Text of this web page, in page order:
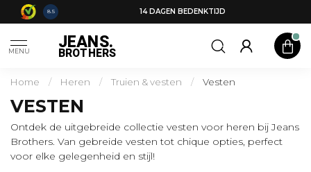
8.5 14 DAGEN BEDENKTIJD
MENU JEANS.
BROTHERS
Home / Heren / Truien & vesten / Vesten
VESTEN
Ontdek de uitgebreide collectie vesten voor heren bij Jeans
Brothers. Van gebreide vesten tot chique opties, perfect
voor elke gelegenheid en stijl!